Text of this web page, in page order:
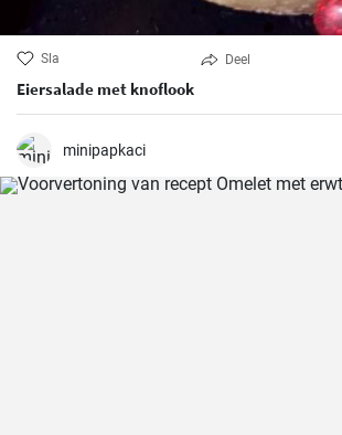
Sla Deel
Eiersalade met knoflook
minipapkaci